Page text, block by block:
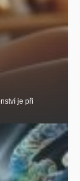
je při